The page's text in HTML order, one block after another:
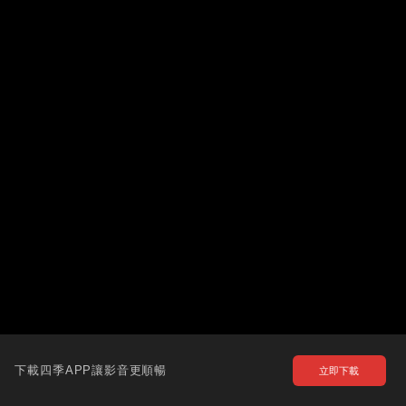
下載四季APP讓影音更順暢 立即下載